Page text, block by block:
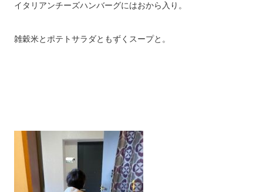
イタリアンチーズハンバーグにはおから入り。
雑穀米とポテトサラダともずくスープと。